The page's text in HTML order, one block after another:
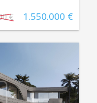
€ 1.550.000 €